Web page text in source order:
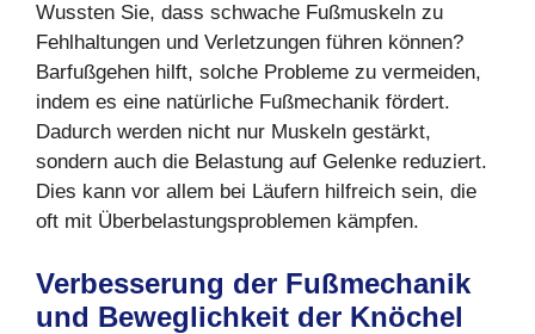
Wussten Sie, dass schwache Fußmuskeln zu
Fehlhaltungen und Verletzungen führen können?
Barfußgehen hilft, solche Probleme zu vermeiden,
indem es eine natürliche Fußmechanik fördert.
Dadurch werden nicht nur Muskeln gestärkt,
sondern auch die Belastung auf Gelenke reduziert.
Dies kann vor allem bei Läufern hilfreich sein, die
oft mit Überbelastungsproblemen kämpfen.
Verbesserung der Fußmechanik
und Beweglichkeit der Knöchel